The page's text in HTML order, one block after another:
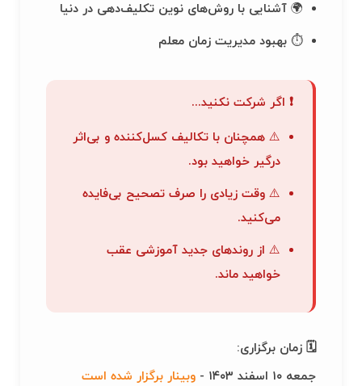
🌍 آشنایی با روش‌های نوین تکلیف‌دهی در دنیا
⏱ بهبود مدیریت زمان معلم
❗ اگر شرکت نکنید...
⚠️ همچنان با تکالیف کسل‌کننده و بی‌اثر
درگیر خواهید بود.
⚠️ وقت زیادی را صرف تصحیح بی‌فایده
می‌کنید.
⚠️ از روندهای جدید آموزشی عقب
خواهید ماند.
🗓 زمان برگزاری:
جمعه ۱۰ اسفند ۱۴۰۳ -
وبینار برگزار شده است